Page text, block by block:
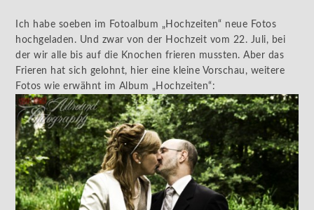
Ich habe soeben im Fotoalbum „Hochzeiten“ neue Fotos
hochgeladen. Und zwar von der Hochzeit vom 22. Juli, bei
der wir alle bis auf die Knochen frieren mussten. Aber das
Frieren hat sich gelohnt, hier eine kleine Vorschau, weitere
Fotos wie erwähnt im Album „Hochzeiten“: